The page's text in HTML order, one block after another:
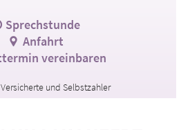
Sprechstunde
Anfahrt
vereinbaren
und Selbstzahler